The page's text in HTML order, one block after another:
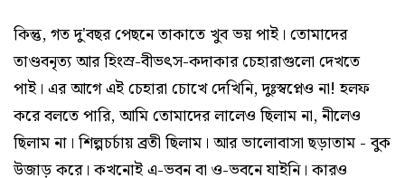
কিন্তু, গত দু'বছর পেছনে তাকাতে খুব ভয় পাই। তোমাদের
তাণ্ডবনৃত্য আর হিংস্র-বীভৎস-কদাকার চেহারাগুলো দেখতে
পাই। এর আগে এই চেহারা চোখে দেখিনি, দুঃস্বপ্নেও না! হলফ
করে বলতে পারি, আমি তোমাদের লালেও ছিলাম না, নীলেও
ছিলাম না। শিল্পচর্চায় ব্রতী ছিলাম। আর ভালোবাসা ছড়াতাম - বুক
উজাড় করে। কখনোই এ-ভবন বা ও-ভবনে যাইনি। কারও